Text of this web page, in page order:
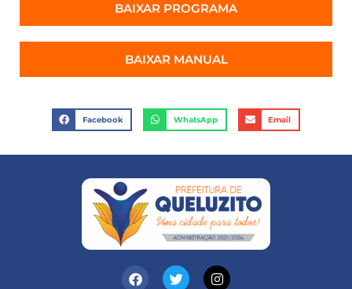
BAIXAR PROGRAMA
BAIXAR MANUAL
Facebook WhatsApp Email